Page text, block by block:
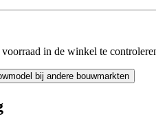
in de winkel te
bij andere bouwmarkten